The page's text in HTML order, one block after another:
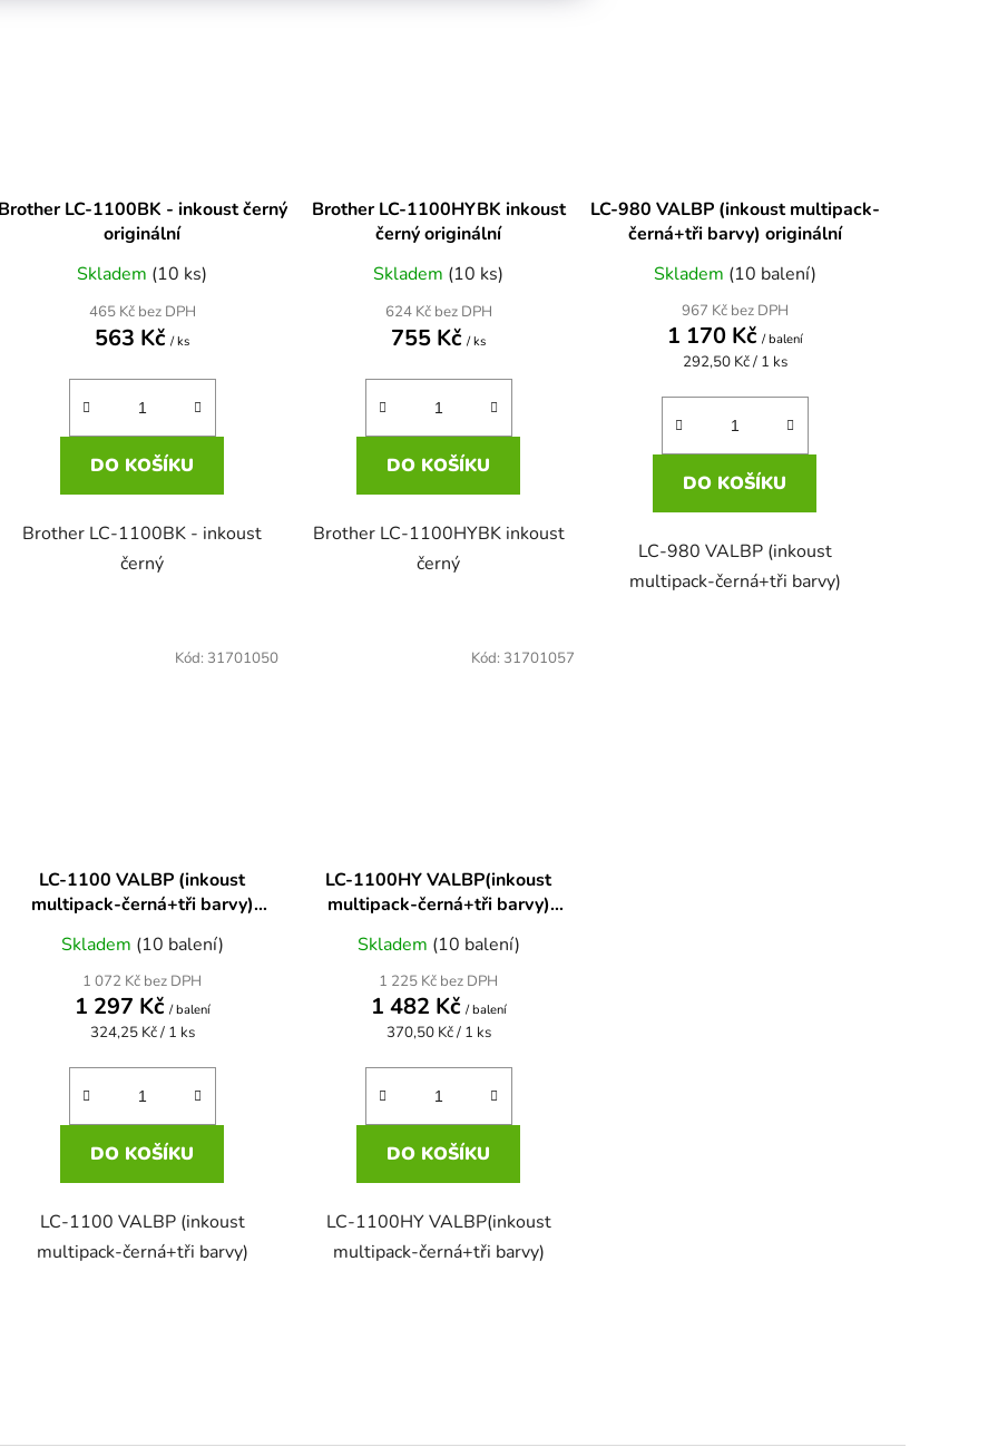
Brother LC-1100BK - inkoust černý
originální
Skladem (10 ks)
465 Kč bez DPH
563 Kč/ ks
DO KOŠÍKU
Brother LC-1100BK - inkoust
černý
Brother LC-1100HYBK inkoust
černý originální
Skladem (10 ks)
624 Kč bez DPH
755 Kč/ ks
DO KOŠÍKU
Brother LC-1100HYBK inkoust
černý
LC-980 VALBP (inkoust multipack-
černá+tři barvy) originální
Skladem (10 balení)
967 Kč bez DPH
1 170 Kč / balení
Měrná
292,50 Kč / 1 ks
DO KOŠÍKU
LC-980 VALBP (inkoust
multipack-černá+tři barvy)
LC-1100 VALBP (inkoust
multipack-černá+tři barvy)
Skladem (10 balení)
1 072 Kč bez DPH
1 297 Kč / balení
Měrná
324,25 Kč / 1 ks
DO KOŠÍKU
LC-1100 VALBP (inkoust
multipack-černá+tři barvy)
Kód: 31701050
LC-1100HY VALBP(inkoust
multipack-černá+tři barvy)
Skladem (10 balení)
1 225 Kč bez DPH
1 482 Kč / balení
Měrná
370,50 Kč / 1 ks
DO KOŠÍKU
LC-1100HY VALBP(inkoust
multipack-černá+tři barvy)
Kód: 31701057